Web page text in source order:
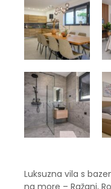
Luksuzna vila s
na more – Ražanj,